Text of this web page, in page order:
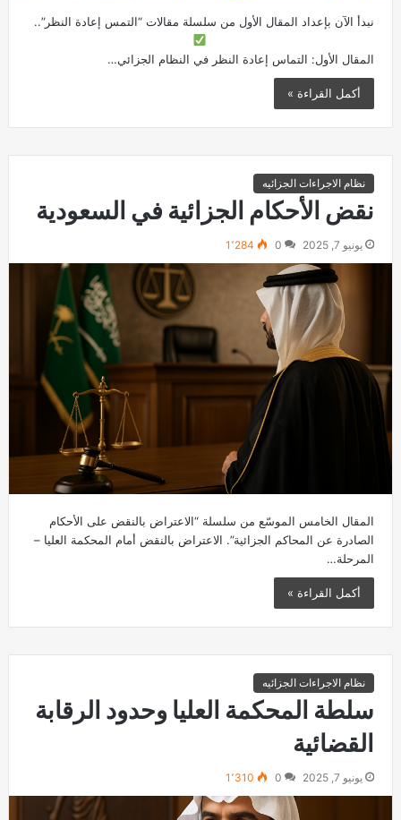
نبدأ الآن بإعداد المقال الأول من سلسلة مقالات “التمس إعادة النظر”..
المقال الأول: التماس إعادة النظر في النظام الجزائي…
أكمل القراءة »
نظام الاجراءات الجزائيه
نقض الأحكام الجزائية في السعودية
يونيو 7, 2025 0 1٬284
المقال الخامس الموسّع من سلسلة “الاعتراض بالنقض على الأحكام
الصادرة عن المحاكم الجزائية”. الاعتراض بالنقض أمام المحكمة العليا –
المرحلة…
أكمل القراءة »
نظام الاجراءات الجزائيه
سلطة المحكمة العليا وحدود الرقابة
القضائية
يونيو 7, 2025 0 1٬310